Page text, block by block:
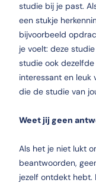
studie bij je past.
een stukje
bijvoorbeeld
je voelt: deze
studie ook
interessant en leuk
die de studie van
Weet jij geen
Als het je niet lukt
beantwoorden,
jezelf ontdekt hebt.